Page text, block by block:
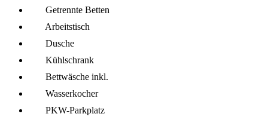
Getrennte Betten
Arbeitstisch
Dusche
Kühl­schrank
Bettwäsche inkl.
Wasserkocher
PKW-Parkplatz